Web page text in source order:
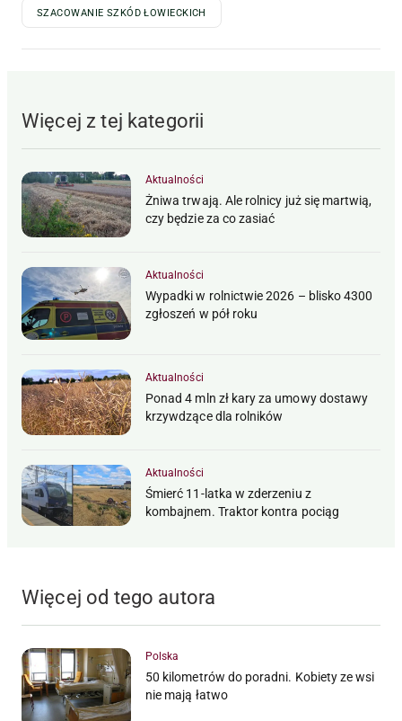
SZACOWANIE SZKÓD ŁOWIECKICH
Więcej z tej kategorii
Aktualności
Żniwa trwają. Ale rolnicy już się martwią,
czy będzie za co zasiać
Aktualności
Wypadki w rolnictwie 2026 – blisko 4300
zgłoszeń w pół roku
Aktualności
Ponad 4 mln zł kary za umowy dostawy
krzywdzące dla rolników
Aktualności
Śmierć 11-latka w zderzeniu z
kombajnem. Traktor kontra pociąg
Więcej od tego autora
Polska
50 kilometrów do poradni. Kobiety ze wsi
nie mają łatwo